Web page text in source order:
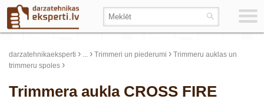
darzatehnikaeksperti › ... › Trimmeri un piederumi › Trimmeru auklas un
trimmeru spoles ›
Trimmera aukla CROSS FIRE